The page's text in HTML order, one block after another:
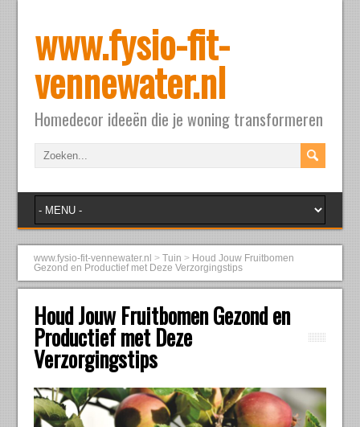
www.fysio-fit-
vennewater.nl
Homedecor ideeën die je woning transformeren
www.fysio-fit-vennewater.nl >Tuin > Houd Jouw Fruitbomen
Gezond en Productief met Deze Verzorgingstips
Houd Jouw Fruitbomen Gezond en
Productief met Deze
Verzorgingstips